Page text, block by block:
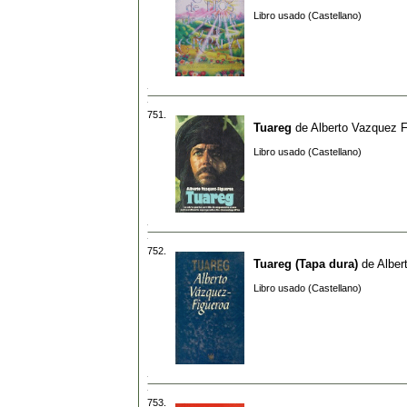
Libro usado (Castellano)
751.
Tuareg de Alberto Vazquez
Libro usado (Castellano)
752.
Tuareg (Tapa dura) de
Libro usado (Castellano)
753.